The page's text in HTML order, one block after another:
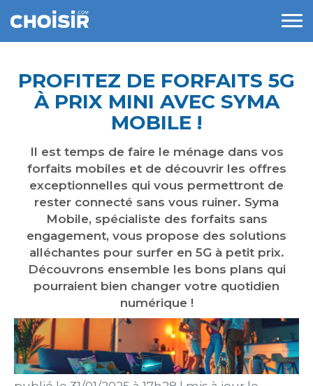
PROFITEZ DE FORFAITS 5G
À PRIX MINI AVEC SYMA
MOBILE !
Il est temps de faire le ménage dans vos
forfaits mobiles et de découvrir les offres
exceptionnelles qui vous permettront de
rester connecté sans vous ruiner. Syma
Mobile, spécialiste des forfaits sans
engagement, vous propose des solutions
alléchantes pour surfer en 5G à petit prix.
Découvrons ensemble les bons plans qui
pourraient bien changer votre quotidien
numérique !